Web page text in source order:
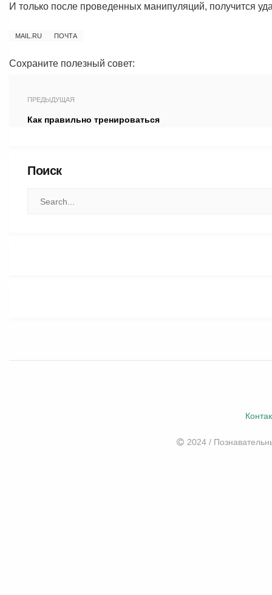
И только после проведенных манипуляций, получится
MAIL.RU ПОЧТА
Сохраните полезный совет:
ПРЕДЫДУЩАЯ
Как правильно тренироваться
Поиск
2024 /